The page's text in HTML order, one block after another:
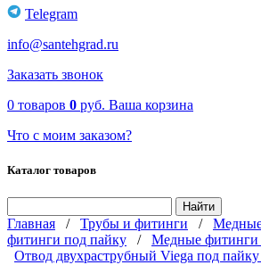
Telegram
info@santehgrad.ru
Заказать звонок
0 товаров 0 руб. Ваша корзина
Что с моим заказом?
Каталог товаров
Главная / Трубы и фитинги /
фитинги под пайку / Медные фитинги
Отвод двухраструбный Viega под